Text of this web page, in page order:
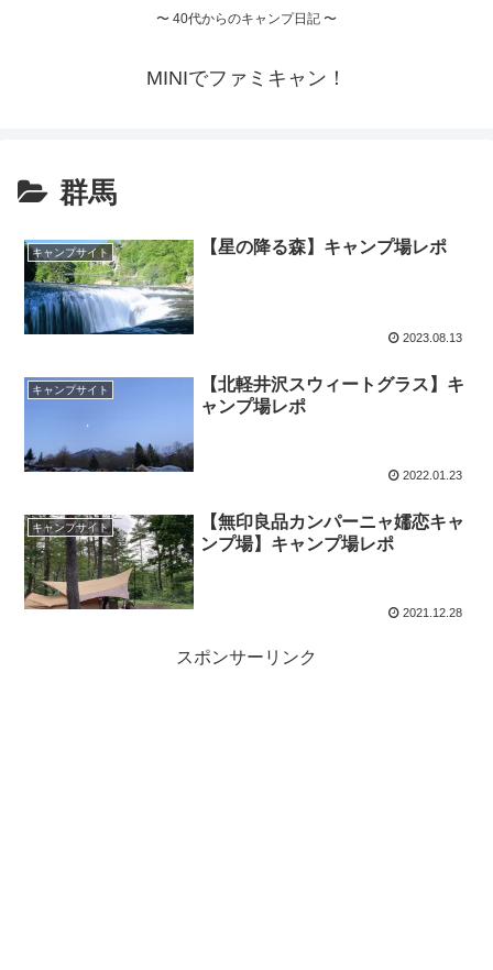
〜 40代からのキャンプ日記 〜
MINIでファミキャン！
群馬
キャンプサイト 【星の降る森】キャンプ場レポ
2023.08.13
キャンプサイト
【北軽井沢スウィートグラス】キ
ャンプ場レポ
2022.01.23
キャンプサイト
【無印良品カンパーニャ嬬恋キャ
ンプ場】キャンプ場レポ
2021.12.28
スポンサーリンク